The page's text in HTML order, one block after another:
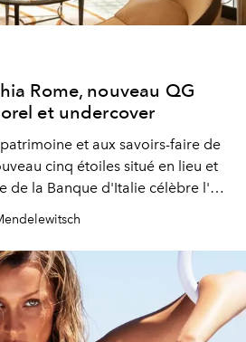
Rome, nouveau QG
et undercover
et aux savoirs-faire de
cinq étoiles situé en lieu et
de la Banque d'Italie célèbre l'art
toute son élégance intemporelle.